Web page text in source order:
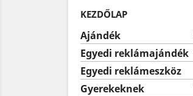
KEZDŐLAP
Ajándék
Egyedi reklámajándék
Egyedi reklámeszköz
Gyerekeknek